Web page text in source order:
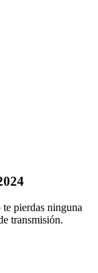
pierdas ninguna
transmisión.